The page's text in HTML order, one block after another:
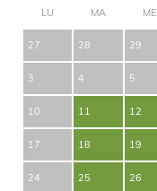
LU MA ME
27 28 29
3 4 5
10 11 12
17 18 19
24 25 26